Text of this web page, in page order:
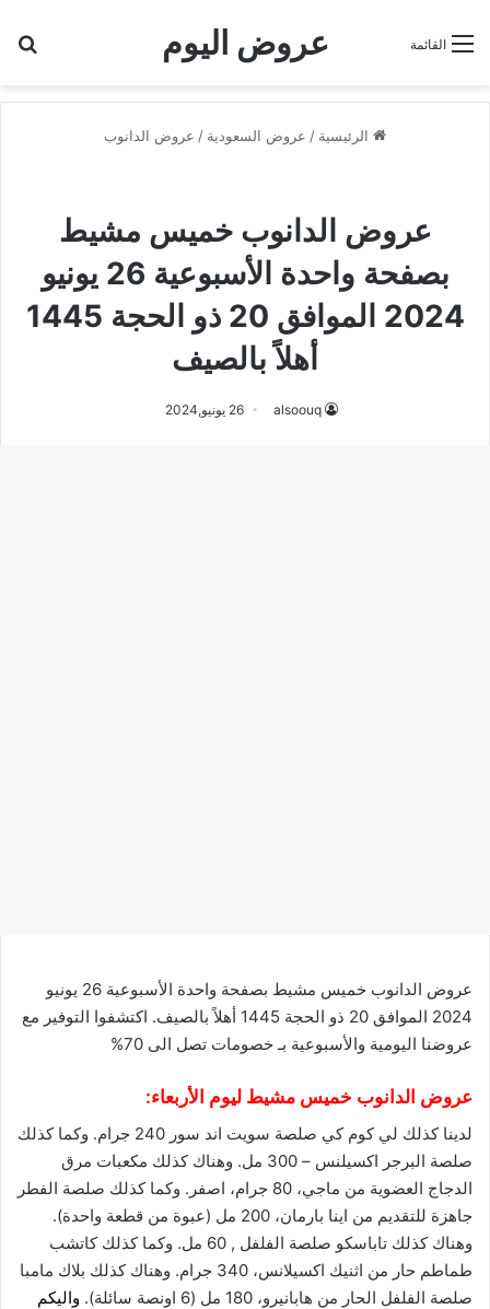
عروض اليوم القائمة
الرئيسية / عروض السعودية / عروض الدانوب
عروض الدانوب خميس مشيط
بصفحة واحدة الأسبوعية 26 يونيو
2024 الموافق 20 ذو الحجة 1445
أهلاً بالصيف
alsoouq 26 يونيو,2024
عروض الدانوب خميس مشيط بصفحة واحدة الأسبوعية 26 يونيو
2024 الموافق 20 ذو الحجة 1445 أهلاً بالصيف. اكتشفوا التوفير مع
عروضنا اليومية والأسبوعية بـ خصومات تصل الى 70%
عروض الدانوب خميس مشيط ليوم الأربعاء:
لدينا كذلك لي كوم كي صلصة سويت اند سور 240 جرام. وكما كذلك
صلصة البرجر اكسيلنس – 300 مل. وهناك كذلك مكعبات مرق
الدجاج العضوية من ماجي، 80 جرام، اصفر. وكما كذلك صلصة الفطر
جاهزة للتقديم من اينا بارمان، 200 مل (عبوة من قطعة واحدة).
وهناك كذلك تاباسكو صلصة الفلفل , 60 مل. وكما كذلك كاتشب
طماطم حار من اثنيك اكسيلانس، 340 جرام. وهناك كذلك بلاك مامبا
صلصة الفلفل الحار من هابانيرو، 180 مل (6 اونصة سائلة).
واليكم